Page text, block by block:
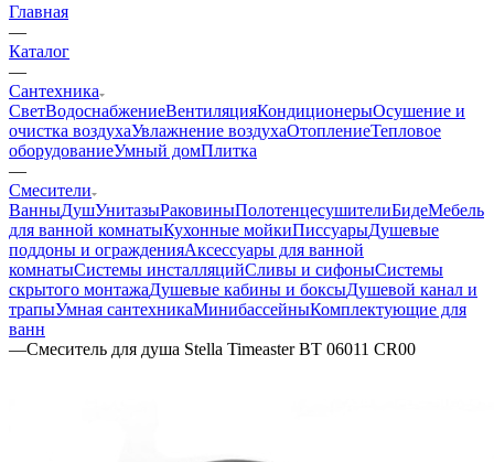
Главная
—
Каталог
—
Сантехника
СветВодоснабжениеВентиляцияКондиционерыОсушение и
очистка воздухаУвлажнение воздухаОтоплениеТепловое
оборудованиеУмный домПлитка
—
Смесители
ВанныДушУнитазыРаковиныПолотенцесушителиБидеМебель
для ванной комнатыКухонные мойкиПиссуарыДушевые
поддоны и огражденияАксессуары для ванной
комнатыСистемы инсталляцийСливы и сифоныСистемы
скрытого монтажаДушевые кабины и боксыДушевой канал и
трапыУмная сантехникаМинибассейныКомплектующие для
ванн
—Смеситель для душа Stella Timeaster BT 06011 CR00